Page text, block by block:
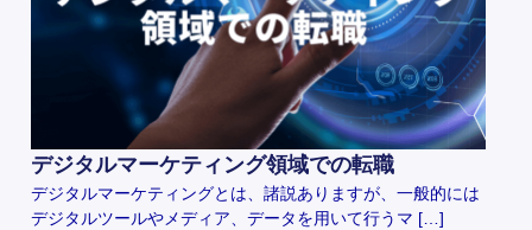
デジタルマーケティング領域での転職
デジタルマーケティングとは、諸説ありますが、一般的には
デジタルツールやメディア、データを用いて行うマ […]